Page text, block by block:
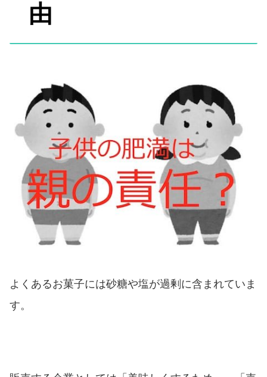
由
よくあるお菓子には砂糖や塩が過剰に含まれていま
す。